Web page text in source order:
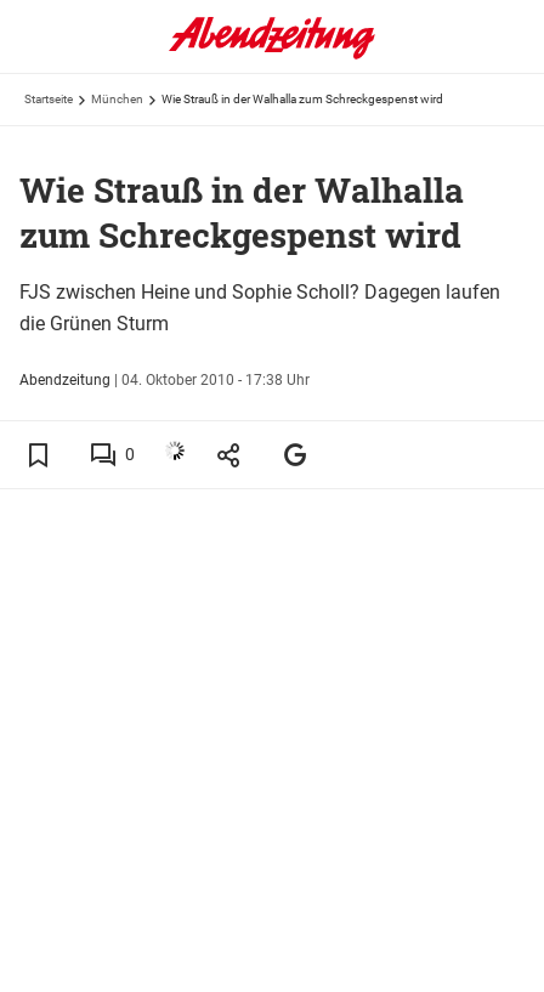
Startseite München Wie Strauß in der Walhalla zum Schreckgespenst wird
Wie Strauß in der Walhalla
zum Schreckgespenst wird
FJS zwischen Heine und Sophie Scholl? Dagegen laufen
die Grünen Sturm
Abendzeitung | 04. Oktober 2010 - 17:38 Uhr
0